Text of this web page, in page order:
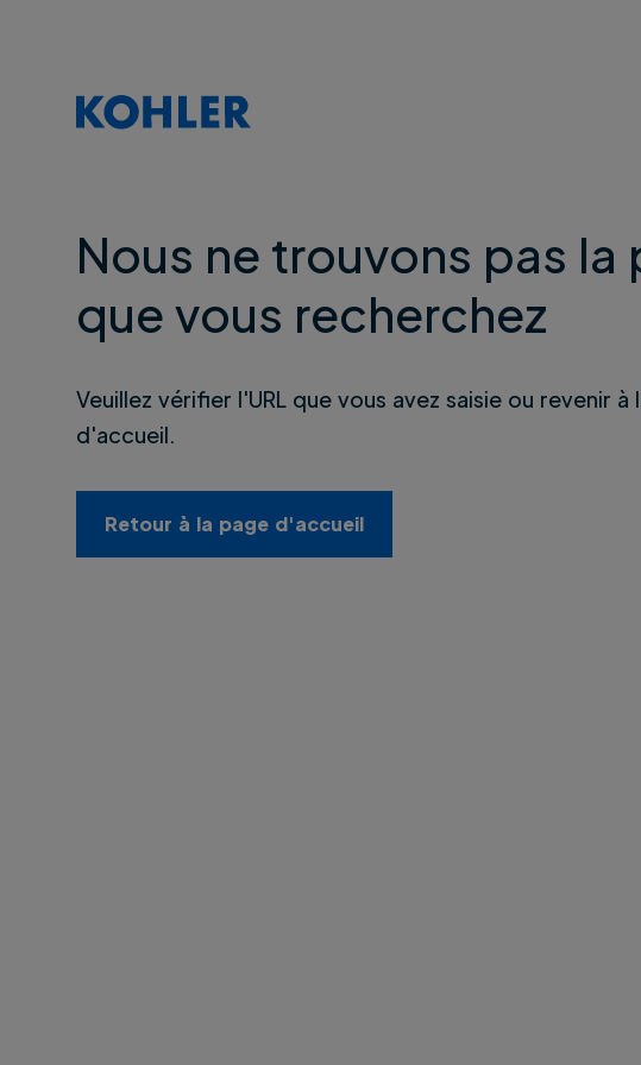
Nous ne trouvons pas la
que vous recherchez
Veuillez vérifier l'URL que vous avez saisie ou revenir à
d'accueil.
Retour à la page d'accueil